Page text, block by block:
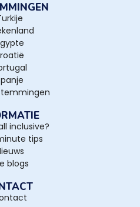
inclusive?
tips
blogs